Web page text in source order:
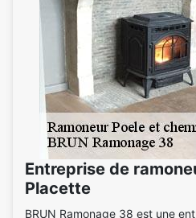
Entreprise de
Placette
BRUN Ramonage 38 est une